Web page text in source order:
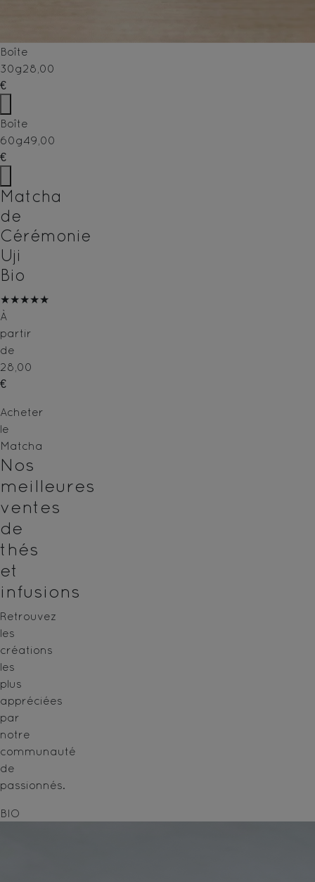
Boîte
30g28,00
€
Boîte
60g49,00
€
Matcha
de
Cérémonie
Uji
Bio
★★★★★
À
partir
de
28,00
€
Acheter
le
Matcha
Nos
meilleures
ventes
de
thés
et
infusions
Retrouvez
les
créations
les
plus
appréciées
par
notre
communauté
de
passionnés.
BIO